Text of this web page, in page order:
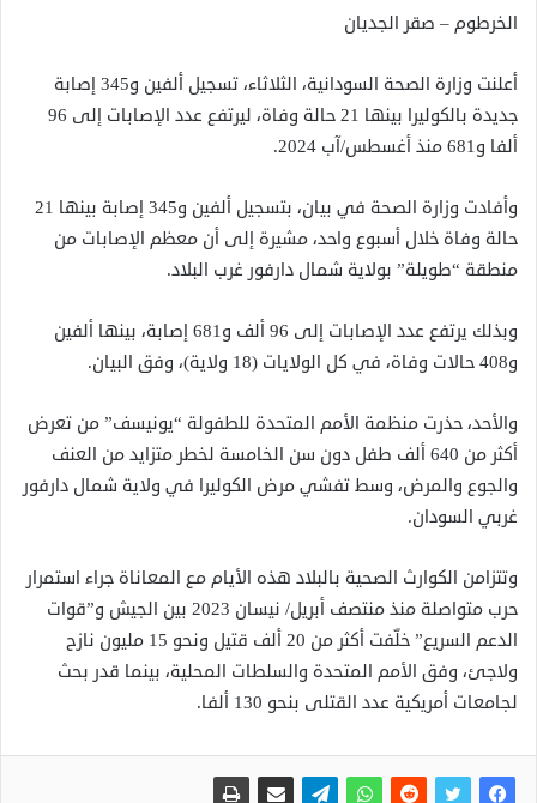
الخرطوم – صقر الجديان
أعلنت وزارة الصحة السودانية، الثلاثاء، تسجيل ألفين و345 إصابة
جديدة بالكوليرا بينها 21 حالة وفاة، ليرتفع عدد الإصابات إلى 96
ألفا و681 منذ أغسطس/آب 2024.
وأفادت وزارة الصحة في بيان، بتسجيل ألفين و345 إصابة بينها 21
حالة وفاة خلال أسبوع واحد، مشيرة إلى أن معظم الإصابات من
منطقة “طويلة” بولاية شمال دارفور غرب البلاد.
وبذلك يرتفع عدد الإصابات إلى 96 ألف و681 إصابة، بينها ألفين
و408 حالات وفاة، في كل الولايات (18 ولاية)، وفق البيان.
والأحد، حذرت منظمة الأمم المتحدة للطفولة “يونيسف” من تعرض
أكثر من 640 ألف طفل دون سن الخامسة لخطر متزايد من العنف
والجوع والمرض، وسط تفشي مرض الكوليرا في ولاية شمال دارفور
غربي السودان.
وتتزامن الكوارث الصحية بالبلاد هذه الأيام مع المعاناة جراء استمرار
حرب متواصلة منذ منتصف أبريل/ نيسان 2023 بين الجيش و”قوات
الدعم السريع” خلّفت أكثر من 20 ألف قتيل ونحو 15 مليون نازح
ولاجئ، وفق الأمم المتحدة والسلطات المحلية، بينما قدر بحث
لجامعات أمريكية عدد القتلى بنحو 130 ألفا.